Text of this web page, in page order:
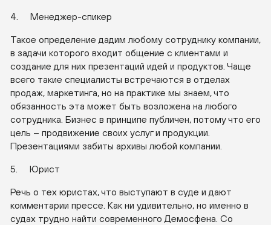
4. Менеджер-спикер
Такое определение дадим любому сотруднику компании,
в задачи которого входит общение с клиентами и
создание для них презентаций идей и продуктов. Чаще
всего такие специалисты встречаются в отделах
продаж, маркетинга, но на практике мы знаем, что
обязанность эта может быть возложена на любого
сотрудника. Бизнес в принципе публичен, потому что его
цель – продвижение своих услуг и продукции.
Презентациями забиты архивы любой компании.
5. Юрист
Речь о тех юристах, что выступают в суде и дают
комментарии прессе. Как ни удивительно, но именно в
судах трудно найти современного Демосфена. Со